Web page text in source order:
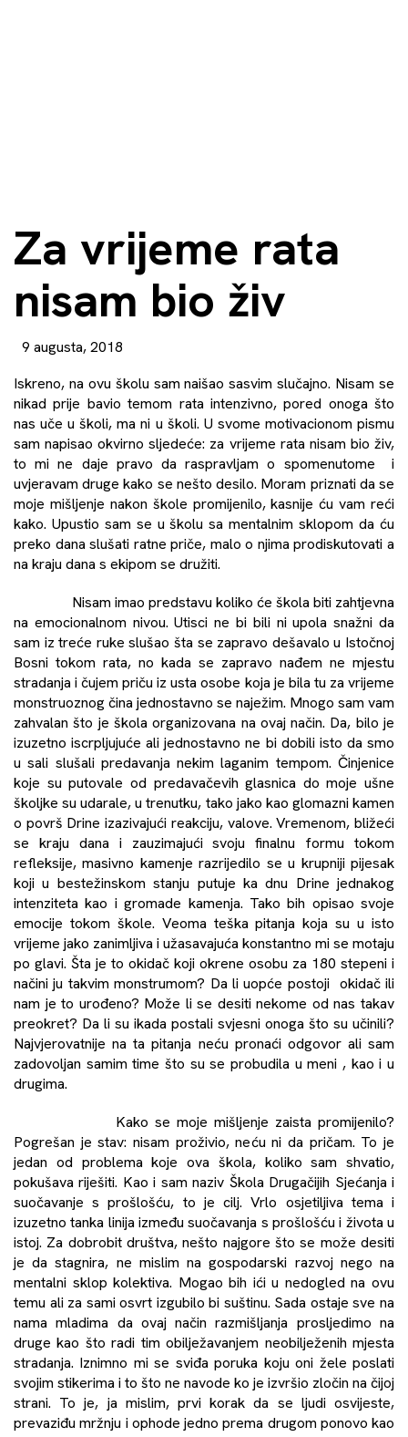
Za vrijeme rata
nisam bio živ
9 augusta, 2018
Iskreno, na ovu školu sam naišao sasvim slučajno. Nisam se
nikad prije bavio temom rata intenzivno, pored onoga što
nas uče u školi, ma ni u školi. U svome motivacionom pismu
sam napisao okvirno sljedeće: za vrijeme rata nisam bio živ,
to mi ne daje pravo da raspravljam o spomenutome i
uvjeravam druge kako se nešto desilo. Moram priznati da se
moje mišljenje nakon škole promijenilo, kasnije ću vam reći
kako. Upustio sam se u školu sa mentalnim sklopom da ću
preko dana slušati ratne priče, malo o njima prodiskutovati a
na kraju dana s ekipom se družiti.
Nisam imao predstavu koliko će škola biti zahtjevna
na emocionalnom nivou. Utisci ne bi bili ni upola snažni da
sam iz treće ruke slušao šta se zapravo dešavalo u Istočnoj
Bosni tokom rata, no kada se zapravo nađem ne mjestu
stradanja i čujem priču iz usta osobe koja je bila tu za vrijeme
monstruoznog čina jednostavno se naježim. Mnogo sam vam
zahvalan što je škola organizovana na ovaj način. Da, bilo je
izuzetno iscrpljujuće ali jednostavno ne bi dobili isto da smo
u sali slušali predavanja nekim laganim tempom. Činjenice
koje su putovale od predavačevih glasnica do moje ušne
školjke su udarale, u trenutku, tako jako kao glomazni kamen
o površ Drine izazivajući reakciju, valove. Vremenom, bližeći
se kraju dana i zauzimajući svoju finalnu formu tokom
refleksije, masivno kamenje razrijedilo se u krupniji pijesak
koji u bestežinskom stanju putuje ka dnu Drine jednakog
intenziteta kao i gromade kamenja. Tako bih opisao svoje
emocije tokom škole. Veoma teška pitanja koja su u isto
vrijeme jako zanimljiva i užasavajuća konstantno mi se motaju
po glavi. Šta je to okidač koji okrene osobu za 180 stepeni i
načini ju takvim monstrumom? Da li uopće postoji okidač ili
nam je to urođeno? Može li se desiti nekome od nas takav
preokret? Da li su ikada postali svjesni onoga što su učinili?
Najvjerovatnije na ta pitanja neću pronaći odgovor ali sam
zadovoljan samim time što su se probudila u meni , kao i u
drugima.
Kako se moje mišljenje zaista promijenilo?
Pogrešan je stav: nisam proživio, neću ni da pričam. To je
jedan od problema koje ova škola, koliko sam shvatio,
pokušava riješiti. Kao i sam naziv Škola Drugačijih Sjećanja i
suočavanje s prošlošću, to je cilj. Vrlo osjetiljiva tema i
izuzetno tanka linija između suočavanja s prošlošću i života u
istoj. Za dobrobit društva, nešto najgore što se može desiti
je da stagnira, ne mislim na gospodarski razvoj nego na
mentalni sklop kolektiva. Mogao bih ići u nedogled na ovu
temu ali za sami osvrt izgubilo bi suštinu. Sada ostaje sve na
nama mladima da ovaj način razmišljanja prosljedimo na
druge kao što radi tim obilježavanjem neobilježenih mjesta
stradanja. Iznimno mi se sviđa poruka koju oni žele poslati
svojim stikerima i to što ne navode ko je izvršio zločin na čijoj
strani. To je, ja mislim, prvi korak da se ljudi osvijeste,
prevaziđu mržnju i ophode jedno prema drugom ponovo kao